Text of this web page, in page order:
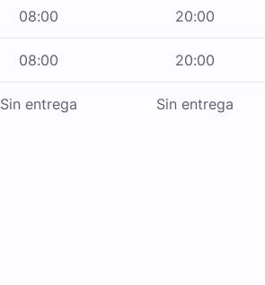
08:00 20:00
08:00 20:00
Sin entrega Sin entrega